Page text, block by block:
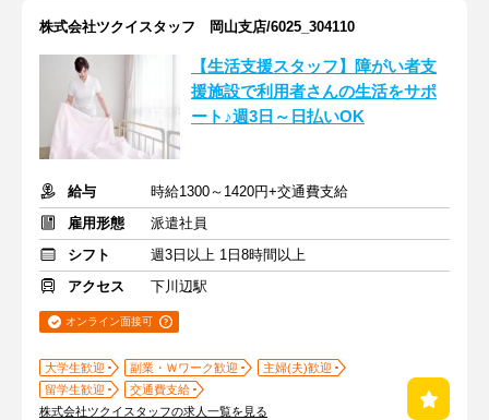
株式会社ツクイスタッフ 岡山支店/6025_304110
【生活支援スタッフ】障がい者支
援施設で利用者さんの生活をサポ
ート♪週3日～日払いOK
給与
時給1300～1420円+交通費支給
雇用形態
派遣社員
シフト
週3日以上 1日8時間以上
アクセス
下川辺駅
オンライン面接可
大学生歓迎 副業・Ｗワーク歓迎
主婦(夫)歓迎
留学生歓迎
交通費支給
株式会社ツクイスタッフの求人一覧を見る